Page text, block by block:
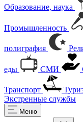
Образование, наука
Промышленность
полиграфия
еды СМИ
Транспорт
Экстренные службы
Меню